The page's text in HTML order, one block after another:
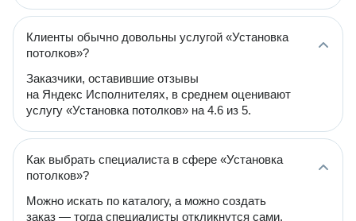
Клиенты обычно довольны услугой «Установка
потолков»?
Заказчики, оставившие отзывы
на Яндекс Исполнителях, в среднем оценивают
услугу «Установка потолков» на 4.6 из 5.
Как выбрать специалиста в сфере «Установка
потолков»?
Можно искать по каталогу, а можно создать
заказ — тогда специалисты откликнутся сами.